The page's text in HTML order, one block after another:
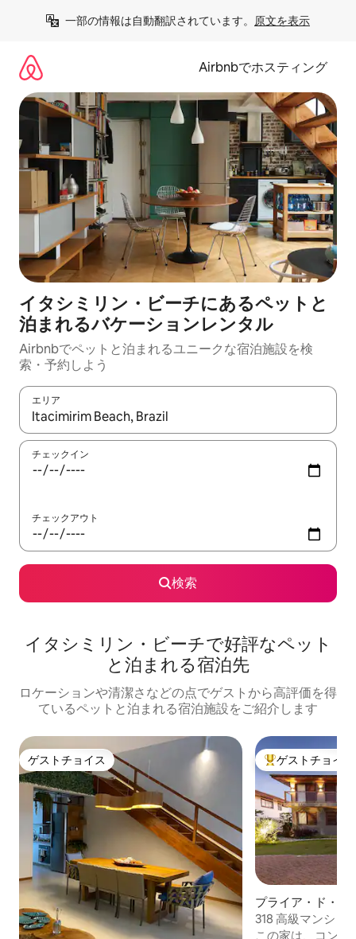
一部の情報は自動翻訳されています。 原文を表示
Airbnbでホスティング
イタシミリン・ビーチにあるペットと
泊まれるバケーションレンタル
Airbnbでペットと泊まれるユニークな宿泊施設を検
索・予約しよう
エリア
検索結果が表示されたら、上下の矢印キーを使って移動するか
チェックイン
チェックアウト
検索
イタシミリン・ビーチで好評なペット
と泊まれる宿泊先
ロケーションや清潔さなどの点でゲストから高評価を得
ているペットと泊まれる宿泊施設をご紹介します
ゲストチョイス
ゲストチョイス 大好評のゲスト
ゲストチョイス
プライア・ド・フ
軒家
318 高級マンショ
ビーラ・マール
この家は、コンド